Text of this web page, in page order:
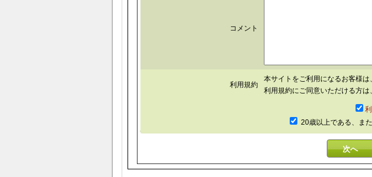
コメント
利用規約
本サイトをご利用になるお客様は
利用規約にご同意いただける方は
20歳以上である、ま